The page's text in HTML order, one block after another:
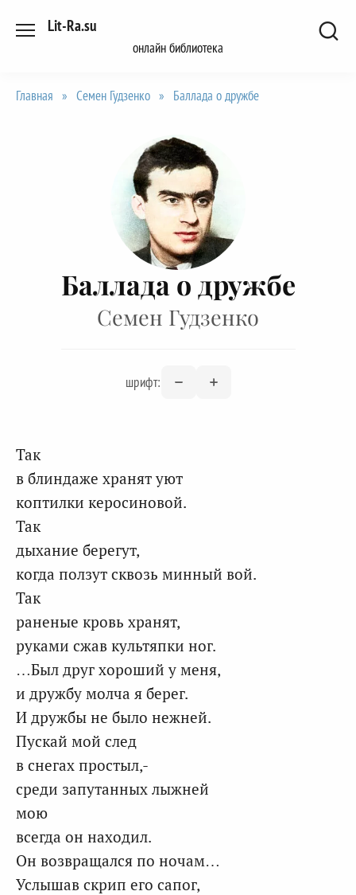
Lit-Ra.su
онлайн библиотека
Главная » Семен Гудзенко » Баллада о дружбе
Баллада о дружбе
Семен Гудзенко
шрифт:
Так
в блиндаже хранят уют
коптилки керосиновой.
Так
дыхание берегут,
когда ползут сквозь минный вой.
Так
раненые кровь хранят,
руками сжав культяпки ног.
…Был друг хороший у меня,
и дружбу молча я берег.
И дружбы не было нежней.
Пускай мой след
в снегах простыл,-
среди запутанных лыжней
мою
всегда он находил.
Он возвращался по ночам…
Услышав скрип его сапог,